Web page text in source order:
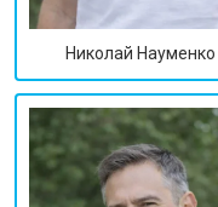
Николай Науменко